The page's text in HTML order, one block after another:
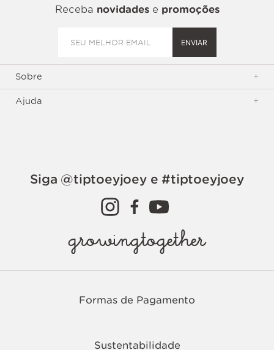
Receba novidadese promoções
ENVIAR
Sobre +
Ajuda +
Siga @tiptoeyjoey e #tiptoeyjoey
growingtogether
Formas de Pagamento
Sustentabilidade